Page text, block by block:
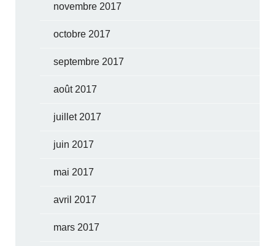
novembre 2017
octobre 2017
septembre 2017
août 2017
juillet 2017
juin 2017
mai 2017
avril 2017
mars 2017